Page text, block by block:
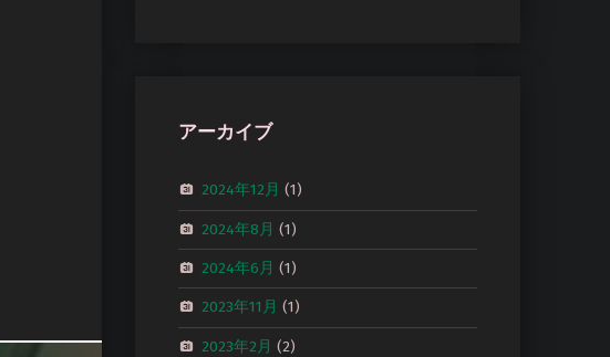
アーカイブ
2024年12月 (1)
2024年8月 (1)
2024年6月 (1)
2023年11月 (1)
2023年2月 (2)